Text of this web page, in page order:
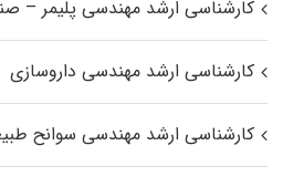
کارشناسی ارشد مهندسی پلیمر –
کارشناسی ارشد مهندسی داروسازی
کارشناسی ارشد مهندسی سوانح